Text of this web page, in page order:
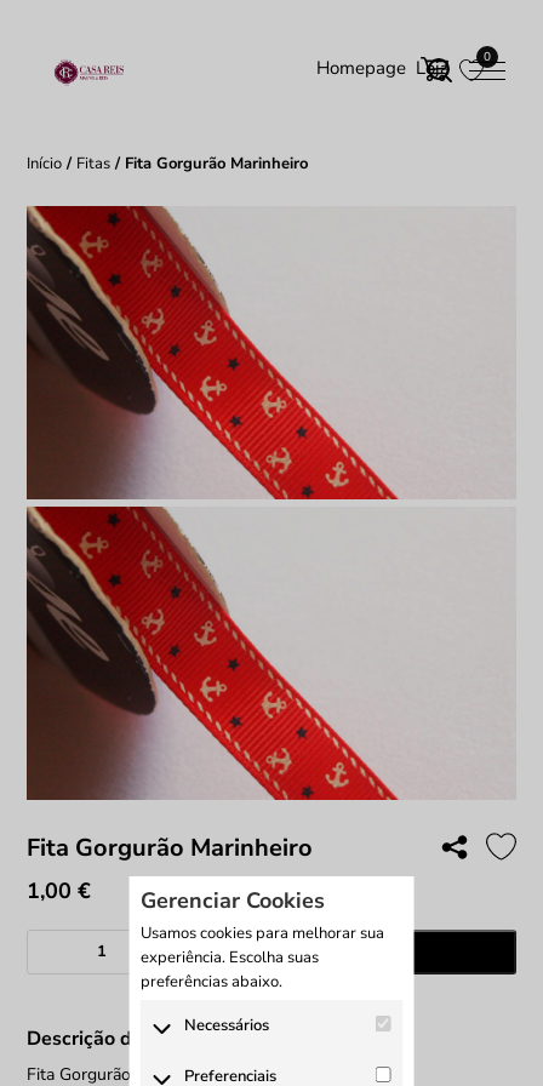
Homepage Loja 0
Início / Fitas / Fita Gorgurão Marinheiro
Fita Gorgurão Marinheiro
1,00€
Quantidade
de
Marinheiro
Adicionar
Descrição do produto
Fita Gorgurão Marinheiro
Gerenciar Cookies
Usamos cookies para melhorar sua
experiência. Escolha suas
preferências abaixo.
Necessários
Os cookies necessários são
Preferenciais